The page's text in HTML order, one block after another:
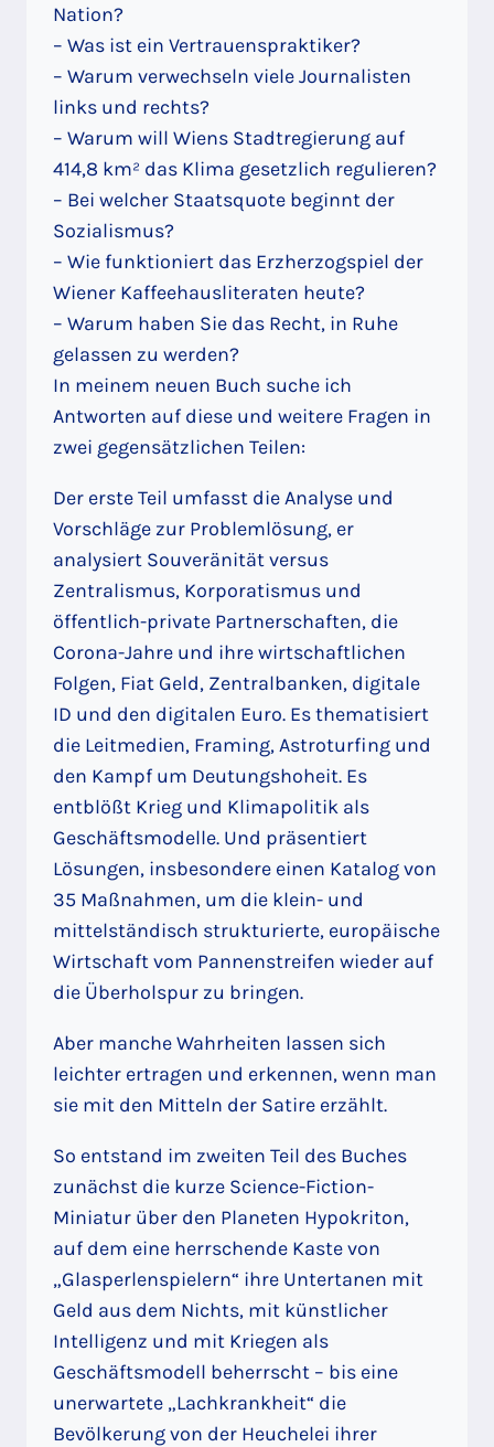
Nation?
– Was ist ein Vertrauenspraktiker?
– Warum verwechseln viele Journalisten
links und rechts?
– Warum will Wiens Stadtregierung auf
414,8 km² das Klima gesetzlich regulieren?
– Bei welcher Staatsquote beginnt der
Sozialismus?
– Wie funktioniert das Erzherzogspiel der
Wiener Kaffeehausliteraten heute?
– Warum haben Sie das Recht, in Ruhe
gelassen zu werden?
In meinem neuen Buch suche ich
Antworten auf diese und weitere Fragen in
zwei gegensätzlichen Teilen:
Der erste Teil umfasst die Analyse und
Vorschläge zur Problemlösung, er
analysiert Souveränität versus
Zentralismus, Korporatismus und
öffentlich-private Partnerschaften, die
Corona-Jahre und ihre wirtschaftlichen
Folgen, Fiat Geld, Zentralbanken, digitale
ID und den digitalen Euro. Es thematisiert
die Leitmedien, Framing, Astroturfing und
den Kampf um Deutungshoheit. Es
entblößt Krieg und Klimapolitik als
Geschäftsmodelle. Und präsentiert
Lösungen, insbesondere einen Katalog von
35 Maßnahmen, um die klein- und
mittelständisch strukturierte, europäische
Wirtschaft vom Pannenstreifen wieder auf
die Überholspur zu bringen.
Aber manche Wahrheiten lassen sich
leichter ertragen und erkennen, wenn man
sie mit den Mitteln der Satire erzählt.
So entstand im zweiten Teil des Buches
zunächst die kurze Science-Fiction-
Miniatur über den Planeten Hypokriton,
auf dem eine herrschende Kaste von
„Glasperlenspielern“ ihre Untertanen mit
Geld aus dem Nichts, mit künstlicher
Intelligenz und mit Kriegen als
Geschäftsmodell beherrscht – bis eine
unerwartete „Lachkrankheit“ die
Bevölkerung von der Heuchelei ihrer